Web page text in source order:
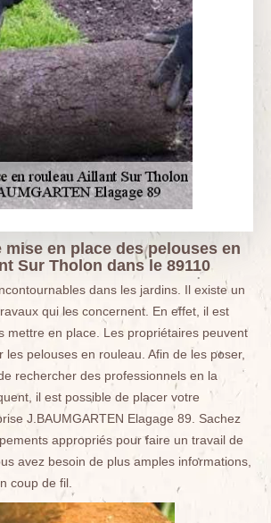
mise en place des pelouses en
Sur Tholon dans le 89110
dans les jardins. Il existe un
qui les concernent. En effet, il est
mettre en place. Les propriétaires peuvent
pelouses en rouleau. Afin de les poser,
rechercher des professionnels en la
il est possible de placer votre
J.BAUMGARTEN Elagage 89. Sachez
appropriés pour faire un travail de
avez besoin de plus amples informations,
coup de fil.